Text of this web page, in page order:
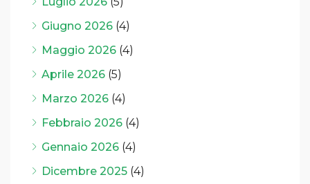
Giugno 2026 (4)
Maggio 2026 (4)
Aprile 2026 (5)
Marzo 2026 (4)
Febbraio 2026 (4)
Gennaio 2026 (4)
Dicembre 2025 (4)